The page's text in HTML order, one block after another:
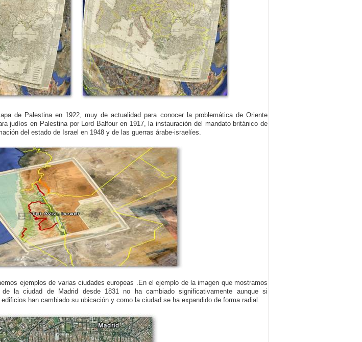
de Palestina en 1922, muy de actualidad para conocer la problemática de Oriente
judíos en Palestina por Lord Balfour en 1917, la instauración del mandato británico de
del estado de Israel en 1948 y de las guerras árabe-israelíes.
ejemplos de varias ciudades europeas .En el ejemplo de la imagen que mostramos
la ciudad de Madrid desde 1831 no ha cambiado significativamente aunque si
han cambiado su ubicación y como la ciudad se ha expandido de forma radial.